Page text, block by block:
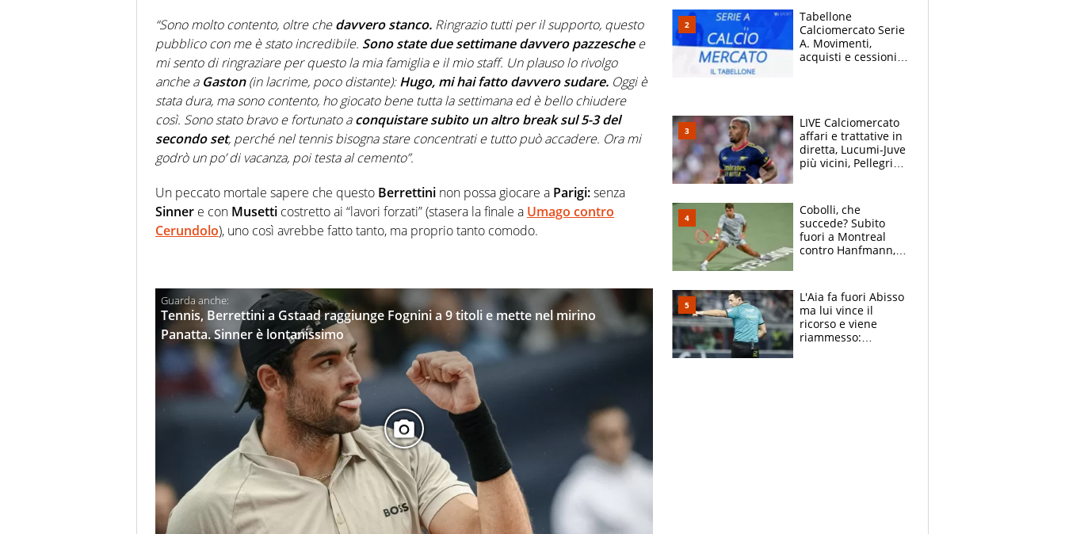
“Sono molto contento, oltre chedavvero stanco. Ringrazio tutti per il supporto, questo
pubblico con me è stato incredibile. Sono state due settimane davvero pazzeschee
mi sento di ringraziare per questo la mia famiglia e il mio staff. Un plauso lo rivolgo
anche a Gaston(in lacrime, poco distante):Hugo, mi hai fatto davvero sudare. Oggi è
stata dura, ma sono contento, ho giocato bene tutta la settimana ed è bello chiudere
così. Sono stato bravo e fortunato aconquistare subito un altro break sul 5-3 del
secondo set, perché nel tennis bisogna stare concentrati e tutto può accadere. Ora mi
godrò un po’ di vacanza, poi testa al cemento”.
Un peccato mortale sapere che questo Berrettini non possa giocare a Parigi:senza
Sinner e con Musetti costretto ai “lavori forzati” (stasera la finale a Umago contro
Cerundolo), uno così avrebbe fatto tanto, ma proprio tanto comodo.
Tennis, Berrettini a Gstaad raggiunge Fognini a 9 titoli e mette nel mirino
Panatta. Sinner è lontanissimo
Tabellone
Calciomercato Serie
A. Movimenti,
acquisti e cessioni:
LIVE Calciomercato
affari e trattative in
diretta, Lucumi-Juve
più vicini, Pellegrini
Cobolli, che
succede? Subito
fuori a Montreal
contro Hanfmann,
L'Aia fa fuori Abisso
ma lui vince il
ricorso e viene
riammesso: